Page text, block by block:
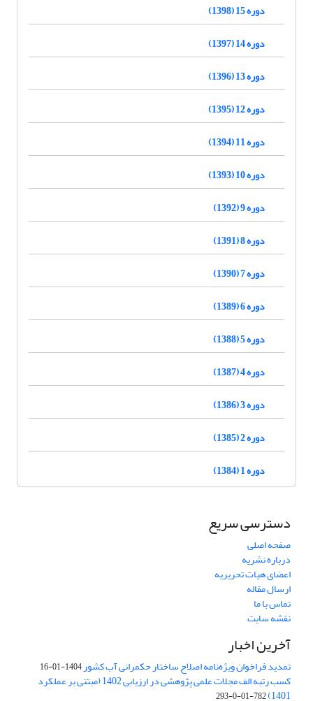
دوره 15 (1398)
دوره 14 (1397)
دوره 13 (1396)
دوره 12 (1395)
دوره 11 (1394)
دوره 10 (1393)
دوره 9 (1392)
دوره 8 (1391)
دوره 7 (1390)
دوره 6 (1389)
دوره 5 (1388)
دوره 4 (1387)
دوره 3 (1386)
دوره 2 (1385)
دوره 1 (1384)
دسترسی سریع
صفحه اصلی
درباره نشریه
اعضای هیات تحریریه
ارسال مقاله
تماس با ما
نقشه سایت
آخرین اخبار
تمدید فراخوان ویژه‌نامه اصلاح ساختار حکمرانی آب کشور1404-01-16
کسب رتبه الف مجلات علمی پژوهشی در ارزیابی 1402 (مبتنی بر عملکرد
1401)
782-01-0-293